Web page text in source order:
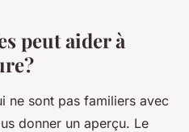
peut aider à
ne sont pas familiers avec
donner un aperçu. Le